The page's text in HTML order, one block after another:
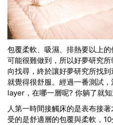
包覆柔軟、吸濕、排熱要以上
可能很難做到，所以好夢研究
向找尋，終於讓好夢研究所找到
就覺得很舒服。經過一番測試
layer，在哪一層呢? 你躺了就
人第一時間接觸床的是表布接
受的是舒適層的包覆與柔軟，